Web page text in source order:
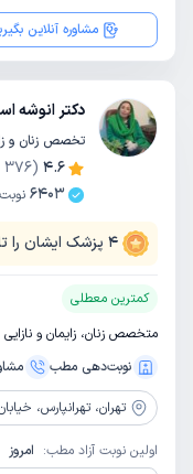
مشاوره آنلاین
دکتر انوشه
تخصص زنان و
4.6
(
376
6403
4 پزشک ایشان را
کمترین معطلی
متخصص زنان، زایمان و نازایی
نوبت‌دهی مطب
تهران،تهرانپارس، خیابان 188 شرقی (کوچه رحمانی)، ساختمان پزشکان خاطره، طبقه بالای داروخانه دکتر
اولین نوبت آزاد مطب: امروز